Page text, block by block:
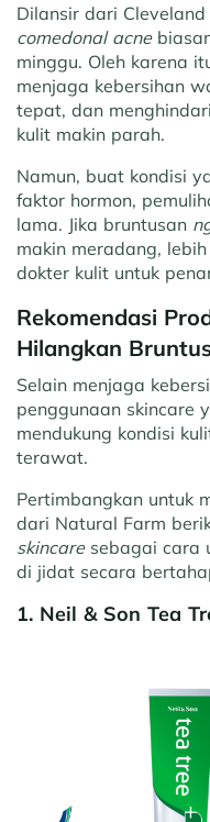
Dilansir dari
comedonal acne
minggu. Oleh karena
menjaga kebersihan
tepat, dan
kulit makin parah.
Namun, buat kondisi
faktor hormon,
lama. Jika bruntusan
makin meradang,
dokter kulit untuk
Rekomendasi
Hilangkan
Selain menjaga
penggunaan skincare
mendukung kondisi
terawat.
Pertimbangkan untuk
dari Natural Farm
skincare sebagai cara
di jidat secara
1. Neil & Son Tea